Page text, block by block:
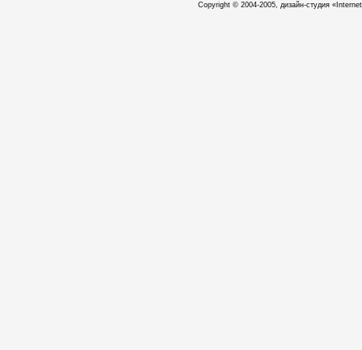
Copyright © 2004-2005, дизайн-студия